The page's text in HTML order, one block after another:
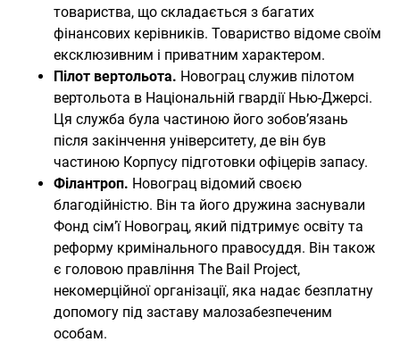
товариства, що складається з багатих
фінансових керівників. Товариство відоме своїм
ексклюзивним і приватним характером.
Пілот вертольота. Новограц служив пілотом
вертольота в Національній гвардії Нью-Джерсі.
Ця служба була частиною його зобов’язань
після закінчення університету, де він був
частиною Корпусу підготовки офіцерів запасу.
Філантроп. Новограц відомий своєю
благодійністю. Він та його дружина заснували
Фонд сім’ї Новограц, який підтримує освіту та
реформу кримінального правосуддя. Він також
є головою правління The Bail Project,
некомерційної організації, яка надає безплатну
допомогу під заставу малозабезпеченим
особам.